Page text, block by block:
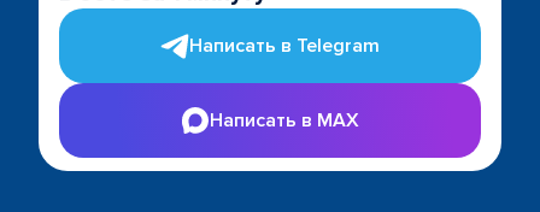
Написать в Telegram
Написать в MAX